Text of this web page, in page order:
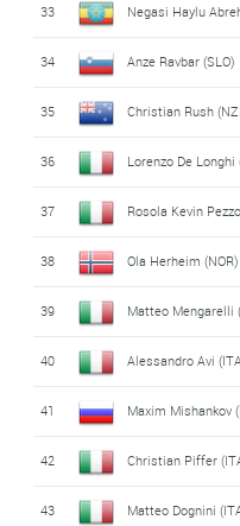
33 Negasi Haylu
34 Anze Ravbar (SLO)
35 Christian Rush
36 Lorenzo De Longhi
37 Rosola Kevin
38 Ola Herheim (NOR)
39 Matteo Mengarelli
40 Alessandro Avi
41 Maxim Mishankov
42 Christian Piffer
43 Matteo Dognini